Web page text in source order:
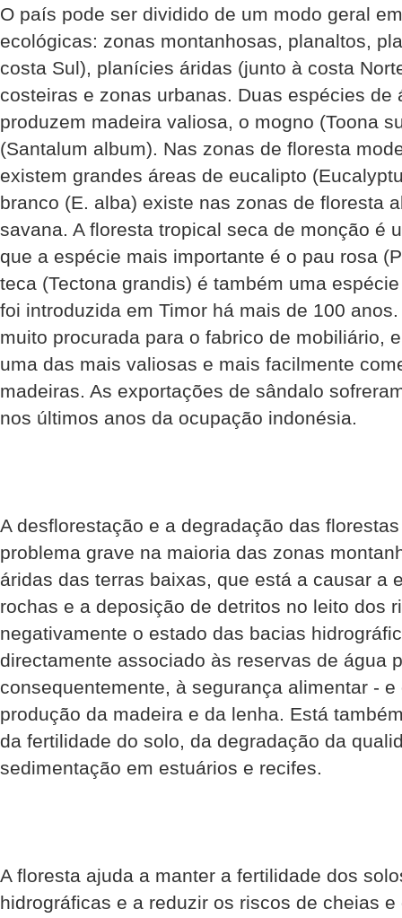
O país pode ser dividido de um modo geral
ecológicas: zonas montanhosas, planaltos,
costa Sul), planícies áridas (junto à costa
costeiras e zonas urbanas. Duas espécies de
produzem madeira valiosa, o mogno (Toona
(Santalum album). Nas zonas de floresta
existem grandes áreas de eucalipto
branco (E. alba) existe nas zonas de floresta
savana. A floresta tropical seca de monção é
que a espécie mais importante é o pau rosa
teca (Tectona grandis) é também uma
foi introduzida em Timor há mais de 100
muito procurada para o fabrico de mobiliário,
uma das mais valiosas e mais facilmente
madeiras. As exportações de sândalo
nos últimos anos da ocupação indonésia.
A desflorestação e a degradação das
problema grave na maioria das zonas
áridas das terras baixas, que está a causar a
rochas e a deposição de detritos no leito dos
negativamente o estado das bacias
directamente associado às reservas de água
consequentemente, à segurança alimentar -
produção da madeira e da lenha. Está
da fertilidade do solo, da degradação da
sedimentação em estuários e recifes.
A floresta ajuda a manter a fertilidade dos
hidrográficas e a reduzir os riscos de cheias